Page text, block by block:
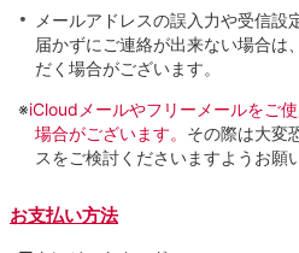
メールアドレスの誤入力や受信
届かずにご連絡が出来ない場合は
だく場合がございます。
※iCloudメールやフリーメールをご
場合がございます。 その際は大変
スをご検討くださいますようお願
お支払い方法